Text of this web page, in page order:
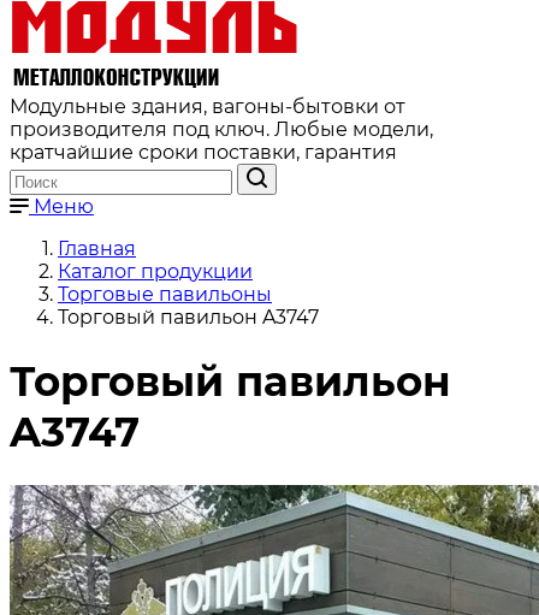
Модульные здания, вагоны-бытовки от
производителя под ключ. Любые модели,
кратчайшие сроки поставки, гарантия
Меню
Главная
Каталог продукции
Торговые павильоны
Торговый павильон A3747
Торговый павильон
A3747